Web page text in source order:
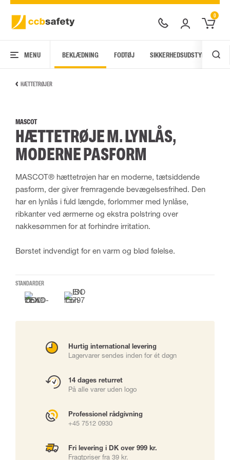
0
MENU BEKLÆDNING FODTØJ SIKKERHEDSUDSTYR
HÆTTETRØJER
MASCOT
HÆTTETRØJE M. LYNLÅS,
MODERNE PASFORM
MASCOT® hættetrøjen har en moderne, tætsiddende
pasform, der giver fremragende bevægelsesfrihed. Den
har en lynlås i fuld længde, forlommer med lynlåse,
ribkanter ved ærmerne og ekstra polstring over
nakkesømmen for at forhindre irritation.
Børstet indvendigt for en varm og blød følelse.
STANDARDER
Hurtig international levering
Lagervarer sendes inden for ét døgn
14 dages returret
På alle varer uden logo
Professionel rådgivning
+45 7512 0930
Fri levering i DK over 999 kr.
Fragtpriser fra 39 kr.